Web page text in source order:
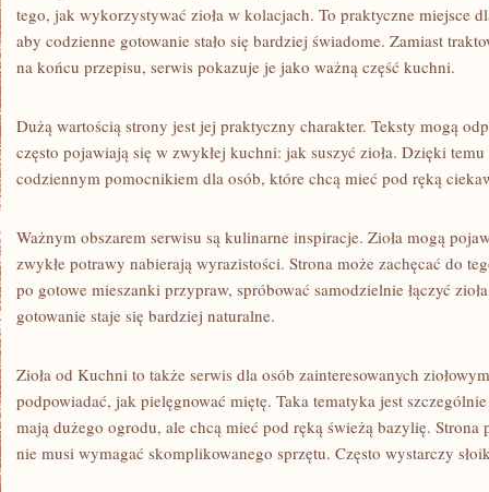
tego, jak wykorzystywać zioła w kolacjach. To praktyczne miejsce
aby codzienne gotowanie stało się bardziej świadome. Zamiast
na końcu przepisu, serwis pokazuje je jako ważną część kuchni.
Dużą wartością strony jest jej praktyczny charakter. Teksty mogą
często pojawiają się w zwykłej kuchni: jak suszyć zioła. Dzięki
codziennym pomocnikiem dla osób, które chcą mieć pod ręką
Ważnym obszarem serwisu są kulinarne inspiracje. Zioła mogą
zwykłe potrawy nabierają wyrazistości. Strona może zachęcać do
po gotowe mieszanki przypraw, spróbować samodzielnie łączyć
gotowanie staje się bardziej naturalne.
Zioła od Kuchni to także serwis dla osób zainteresowanych
podpowiadać, jak pielęgnować miętę. Taka tematyka jest
mają dużego ogrodu, ale chcą mieć pod ręką świeżą bazylię. Strona
nie musi wymagać skomplikowanego sprzętu. Często wystarczy